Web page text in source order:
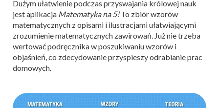
Dużym ułatwienie podczas przyswajania królowej nauk
jest aplikacja Matematyka na 5!To zbiór wzorów
matematycznych z opisami i ilustracjami ułatwiającymi
zrozumienie matematycznych zawirowań. Już nie trzeba
wertować podręcznika w poszukiwaniu wzorów i
objaśnień, co zdecydowanie przyspieszy odrabianie prac
domowych.